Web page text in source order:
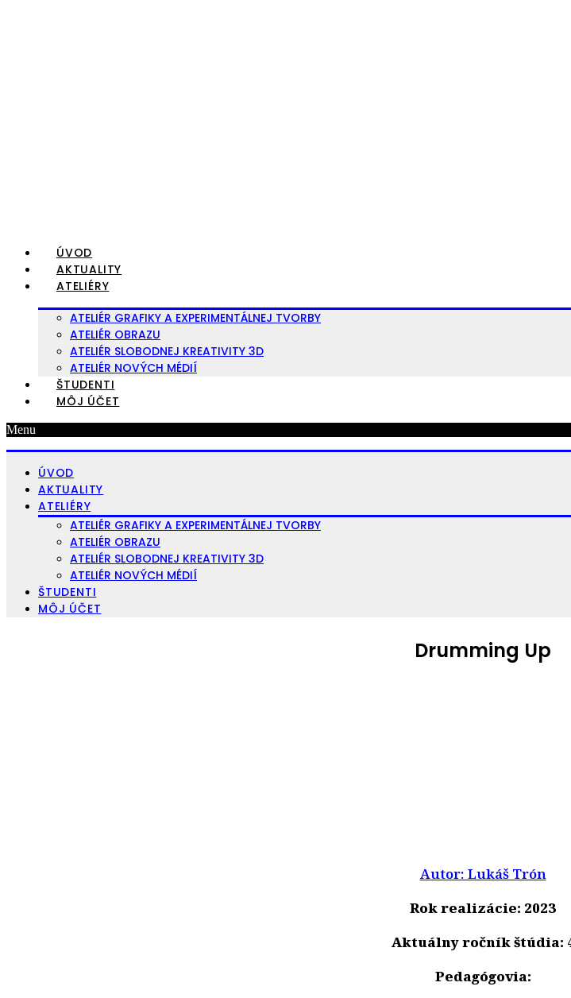
ÚVOD
AKTUALITY
ATELIÉRY
ATELIÉR GRAFIKY A EXPERIMENTÁLNEJ TVORBY
ATELIÉR OBRAZU
ATELIÉR SLOBODNEJ KREATIVITY 3D
ATELIÉR NOVÝCH MÉDIÍ
ŠTUDENTI
MÔJ ÚČET
Menu
ÚVOD
AKTUALITY
ATELIÉRY
ATELIÉR GRAFIKY A EXPERIMENTÁLNEJ TVORBY
ATELIÉR OBRAZU
ATELIÉR SLOBODNEJ KREATIVITY 3D
ATELIÉR NOVÝCH MÉDIÍ
ŠTUDENTI
MÔJ ÚČET
Drumming Up
Autor: Lukáš Trón
Rok realizácie: 2023
Aktuálny ročník štúdia:
Pedagógovia: